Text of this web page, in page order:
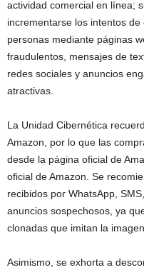
actividad comercial en línea;
incrementarse los intentos
personas mediante páginas
fraudulentos, mensajes de
redes sociales y anuncios
atractivas.
La Unidad Cibernética
Amazon, por lo que las
desde la página oficial de
oficial de Amazon. Se
recibidos por WhatsApp,
anuncios sospechosos, ya
clonadas que imitan la
Asimismo, se exhorta a